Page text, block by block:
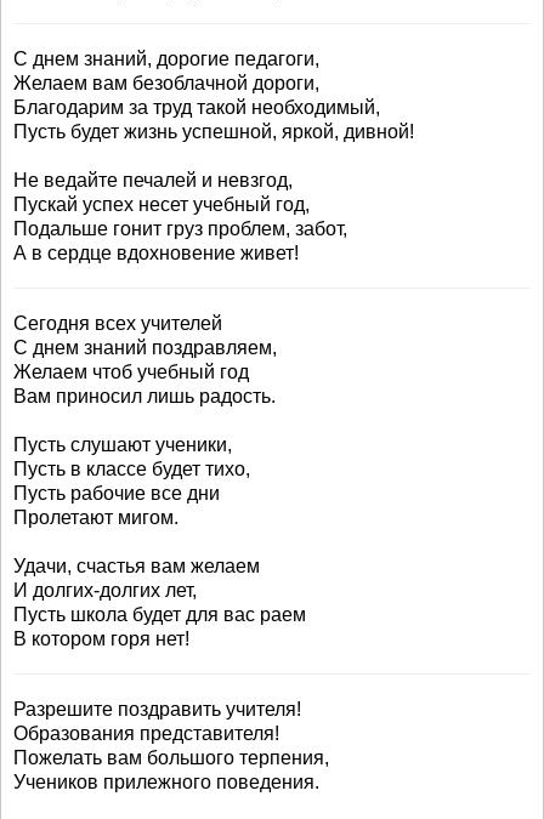
С днем знаний, дорогие педагоги,
Желаем вам безоблачной дороги,
Благодарим за труд такой необходимый,
Пусть будет жизнь успешной, яркой, дивной!
Не ведайте печалей и невзгод,
Пускай успех несет учебный год,
Подальше гонит груз проблем, забот,
А в сердце вдохновение живет!
Сегодня всех учителей
С днем знаний поздравляем,
Желаем чтоб учебный год
Вам приносил лишь радость.
Пусть слушают ученики,
Пусть в классе будет тихо,
Пусть рабочие все дни
Пролетают мигом.
Удачи, счастья вам желаем
И долгих-долгих лет,
Пусть школа будет для вас раем
В котором горя нет!
Разрешите поздравить учителя!
Образования представителя!
Пожелать вам большого терпения,
Учеников прилежного поведения.